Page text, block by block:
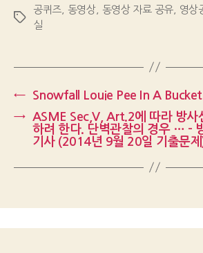
Tags
공퀴즈 동영상 동영상 자료 공유 영상
실
←
Snowfall Louie Pee In A
→ ASME Sec,V, Art.2에 따라 방사
하려 한다. 단벽관찰의 경우 … –
기사 (2014년 9월 20일 기출문